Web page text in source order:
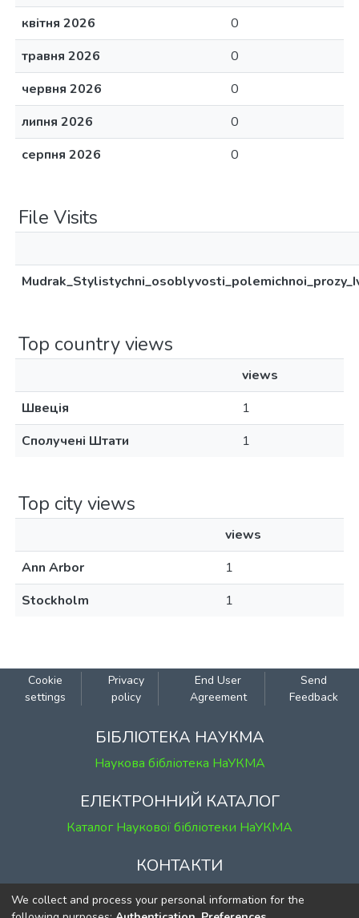
квітня 2026
0
травня 2026
0
червня 2026
0
липня 2026
0
серпня 2026
0
File Visits
Top country views
views
Швеція
1
Сполучені Штати
1
Top city views
views
Ann Arbor
1
Stockholm
1
Cookie
settings
Privacy
policy
End User
Agreement
Send
Feedback
БІБЛІОТЕКА НАУКМА
Наукова бібліотека НаУКМА
ЕЛЕКТРОННИЙ КАТАЛОГ
Каталог Наукової бібліотеки НаУКМА
КОНТАКТИ
м. Київ, вул. Григорія Сковороди, 2
к. 1, к. 120
We collect and process your personal information for the